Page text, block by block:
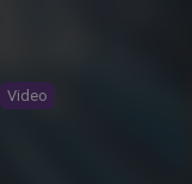
Video